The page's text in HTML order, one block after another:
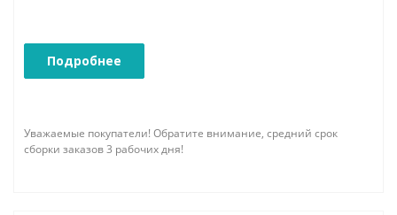
Подробнее
Уважаемые покупатели! Обратите внимание, средний срок
сборки заказов 3 рабочих дня!